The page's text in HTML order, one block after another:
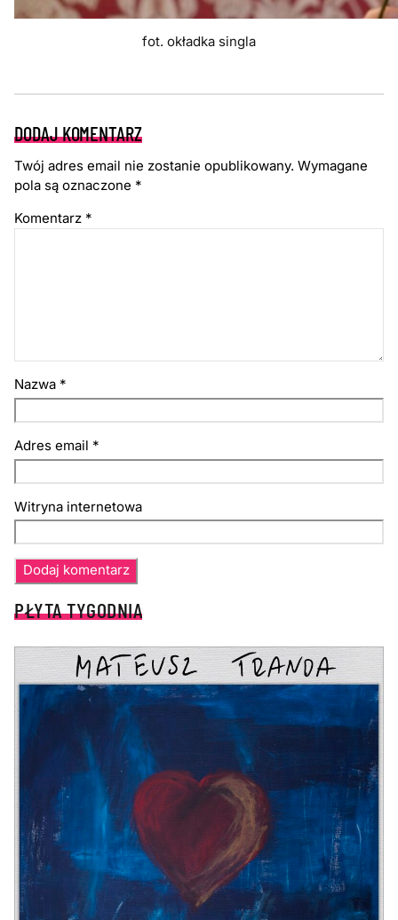
fot. okładka singla
DODAJ KOMENTARZ
Twój adres email nie zostanie opublikowany. Wymagane
pola są oznaczone *
Komentarz *
Nazwa *
Adres email *
Witryna internetowa
PŁYTA TYGODNIA